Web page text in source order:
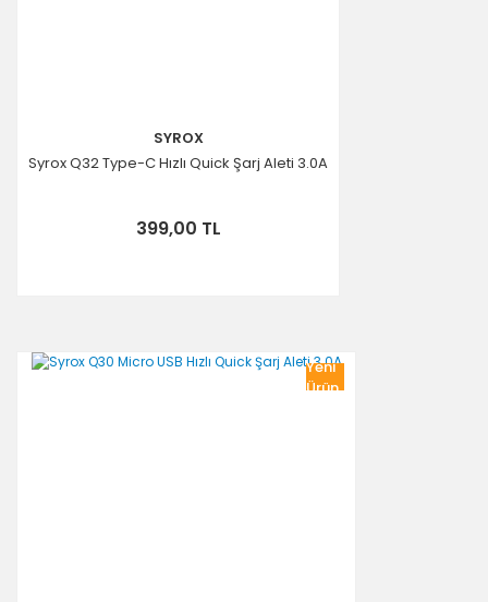
SYROX
Syrox Q32 Type-C Hızlı Quick Şarj Aleti 3.0A
399,00 TL
Yeni
Ürün